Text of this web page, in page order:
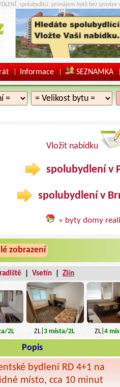
spolubydlící, pronájem bytů bez
| Informace | SEZNAMKA
Vložit nabídku
spolubydlení v
spolubydlení v
» byty domy
zobrazení
Vsetín Zlín
/2L ZL| 3 místa/2L ZL| 4
Popis
bydlení RD 4+1 na
místo, cca 10 minut